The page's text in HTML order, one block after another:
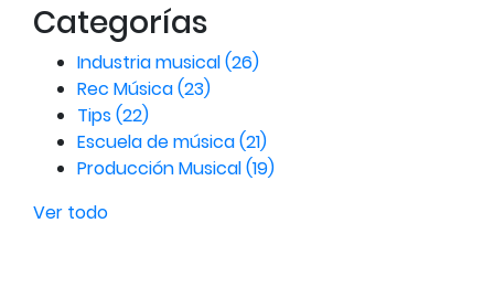
Categorías
Industria musical(26)
Rec Música(23)
Tips(22)
Escuela de música(21)
Producción Musical(19)
Ver todo